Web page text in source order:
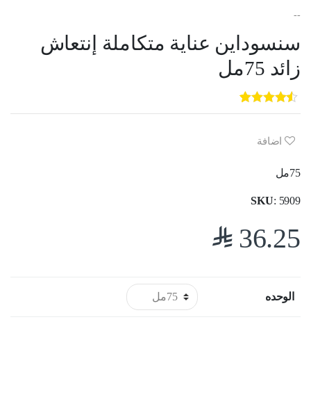
--
سنسوداين عناية متكاملة إنتعاش
زائد 75مل
5
out of
5
3
customer
ratings
اضافة
75مل
SKU: 5909
36.25
$
الوحده